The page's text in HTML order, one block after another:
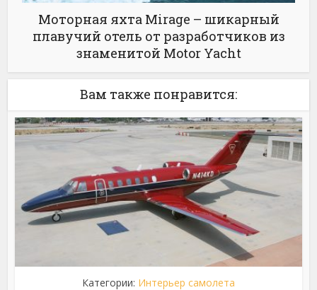
Моторная яхта Mirage – шикарный
плавучий отель от разработчиков из
знаменитой Motor Yacht
Вам также понравится:
Категории: Интерьер самолета